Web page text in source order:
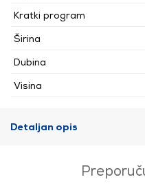
Kratki program
Širina
Dubina
Visina
Detaljan opis